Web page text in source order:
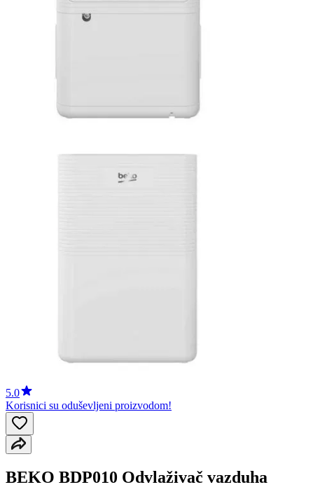
5.0
Korisnici su oduševljeni proizvodom!
BEKO BDP010 Odvlaživač vazduha